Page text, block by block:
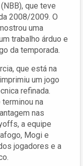
que teve
2008/2009. O
uma
trabalho árduo e
da temporada.
que está na
um jogo
refinada.
terminou na
nas
a equipe
Mogi e
jogadores e a